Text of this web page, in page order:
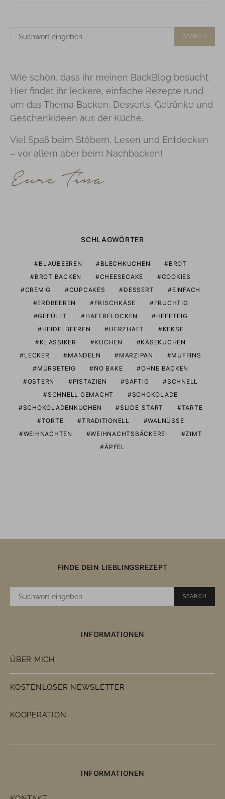
SUCHE
SEARCH
Wie schön, dass ihr meinen BackBlog besucht.
Hier findet ihr leckere, einfache Rezepte rund
um das Thema Backen, Desserts, Getränke und
Geschenkideen aus der Küche.
Viel Spaß beim Stöbern, Lesen und Entdecken
– vor allem aber beim Nachbacken!
SCHLAGWÖRTER
BLAUBEEREN BLECHKUCHEN
BROT
BROT BACKEN
CHEESECAKE
COOKIES
CREMIG
CUPCAKES DESSERT
EINFACH
ERDBEEREN
FRISCHKÄSE
FRUCHTIG
GEFÜLLT
HAFERFLOCKEN
HEFETEIG
HEIDELBEEREN
HERZHAFT
KEKSE
KLASSIKER
KUCHEN
KÄSEKUCHEN
LECKER
MANDELN MARZIPAN
MUFFINS
MÜRBETEIG
NO BAKE
OHNE BACKEN
OSTERN
PISTAZIEN SAFTIG
SCHNELL
SCHNELL GEMACHT
SCHOKOLADE
SCHOKOLADENKUCHEN
SLIDE_START
TARTE
TORTE
TRADITIONELL
WALNÜSSE
WEIHNACHTEN
WEIHNACHTSBÄCKEREI
ZIMT
ÄPFEL
FINDE DEIN LIEBLINGSREZEPT
SUCHE
SEARCH
INFORMATIONEN
ÜBER MICH
KOSTENLOSER NEWSLETTER
KOOPERATION
INFORMATIONEN